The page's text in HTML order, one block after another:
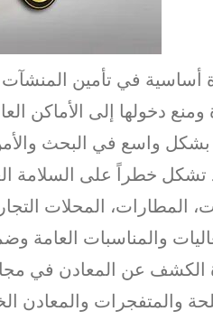
أساسية في تأمين المنشآت
دخولها إلى الأماكن
واسع في البحث
تشكل خطراً على السلامة
المطارات، المحلات
والمناسبات العامة
الكشف عن المعادن في
والمتفجرات والمعادن